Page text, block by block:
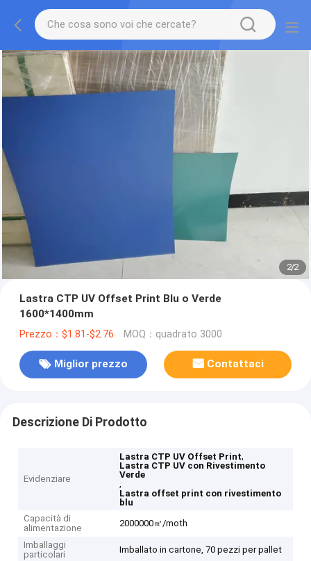
2/2
Lastra CTP UV Offset Print Blu o Verde
1600*1400mm
Prezzo：$1.81-$2.76 MOQ：quadrato 3000
Miglior prezzo Contattaci
Descrizione Di Prodotto
Evidenziare
Lastra CTP UV Offset Print,
Lastra CTP UV con Rivestimento
Verde
,
Lastra offset print con rivestimento
blu
Capacità di
alimentazione
2000000㎡/moth
Imballaggi
particolari
Imballato in cartone, 70 pezzi per pallet